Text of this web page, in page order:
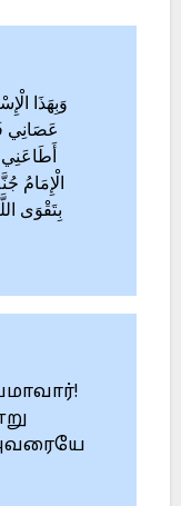
وَبِهَذَا
عَصَانِي
الْإِمَامُ
بِتَقْوَى